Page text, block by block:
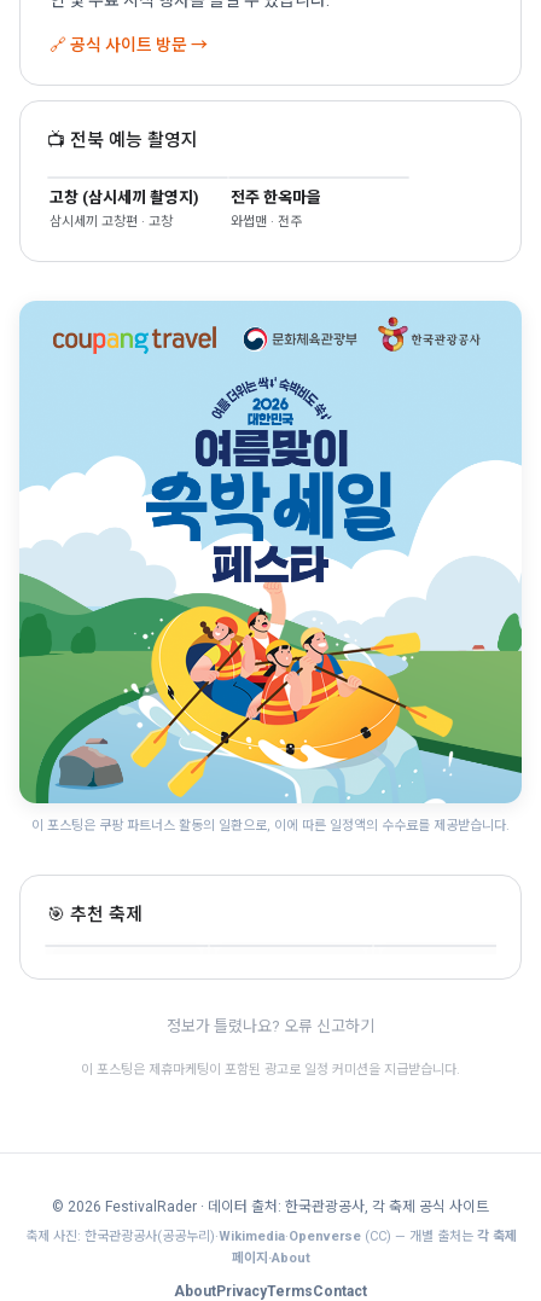
🔗 공식 사이트 방문 →
📺 전북 예능 촬영지
고창 (삼시세끼 촬영지)
삼시세끼 고창편 · 고창
전주 한옥마을
와썹맨 · 전주
이 포스팅은 쿠팡 파트너스 활동의 일환으로, 이에 따른 일정액의 수수료를 제공받습니다.
🎯 추천 축제
전주 가맥축제
전북 · 8.6~8.8 · 전통문화
정보가 틀렸나요? 오류 신고하기
이 포스팅은 제휴마케팅이 포함된 광고로 일정 커미션을 지급받습니다.
© 2026 FestivalRader · 데이터 출처: 한국관광공사, 각 축제 공식 사이트
축제 사진: 한국관광공사(공공누리)·Wikimedia·Openverse(CC) — 개별 출처는 각 축제
페이지·About
AboutPrivacyTermsContact